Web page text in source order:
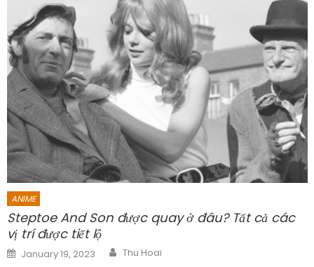
ANIME
Steptoe And Son được quay ở đâu? Tất cả các
vị trí được tiết lộ
Posted
on
January 19, 2023 Author
Thu Hoai